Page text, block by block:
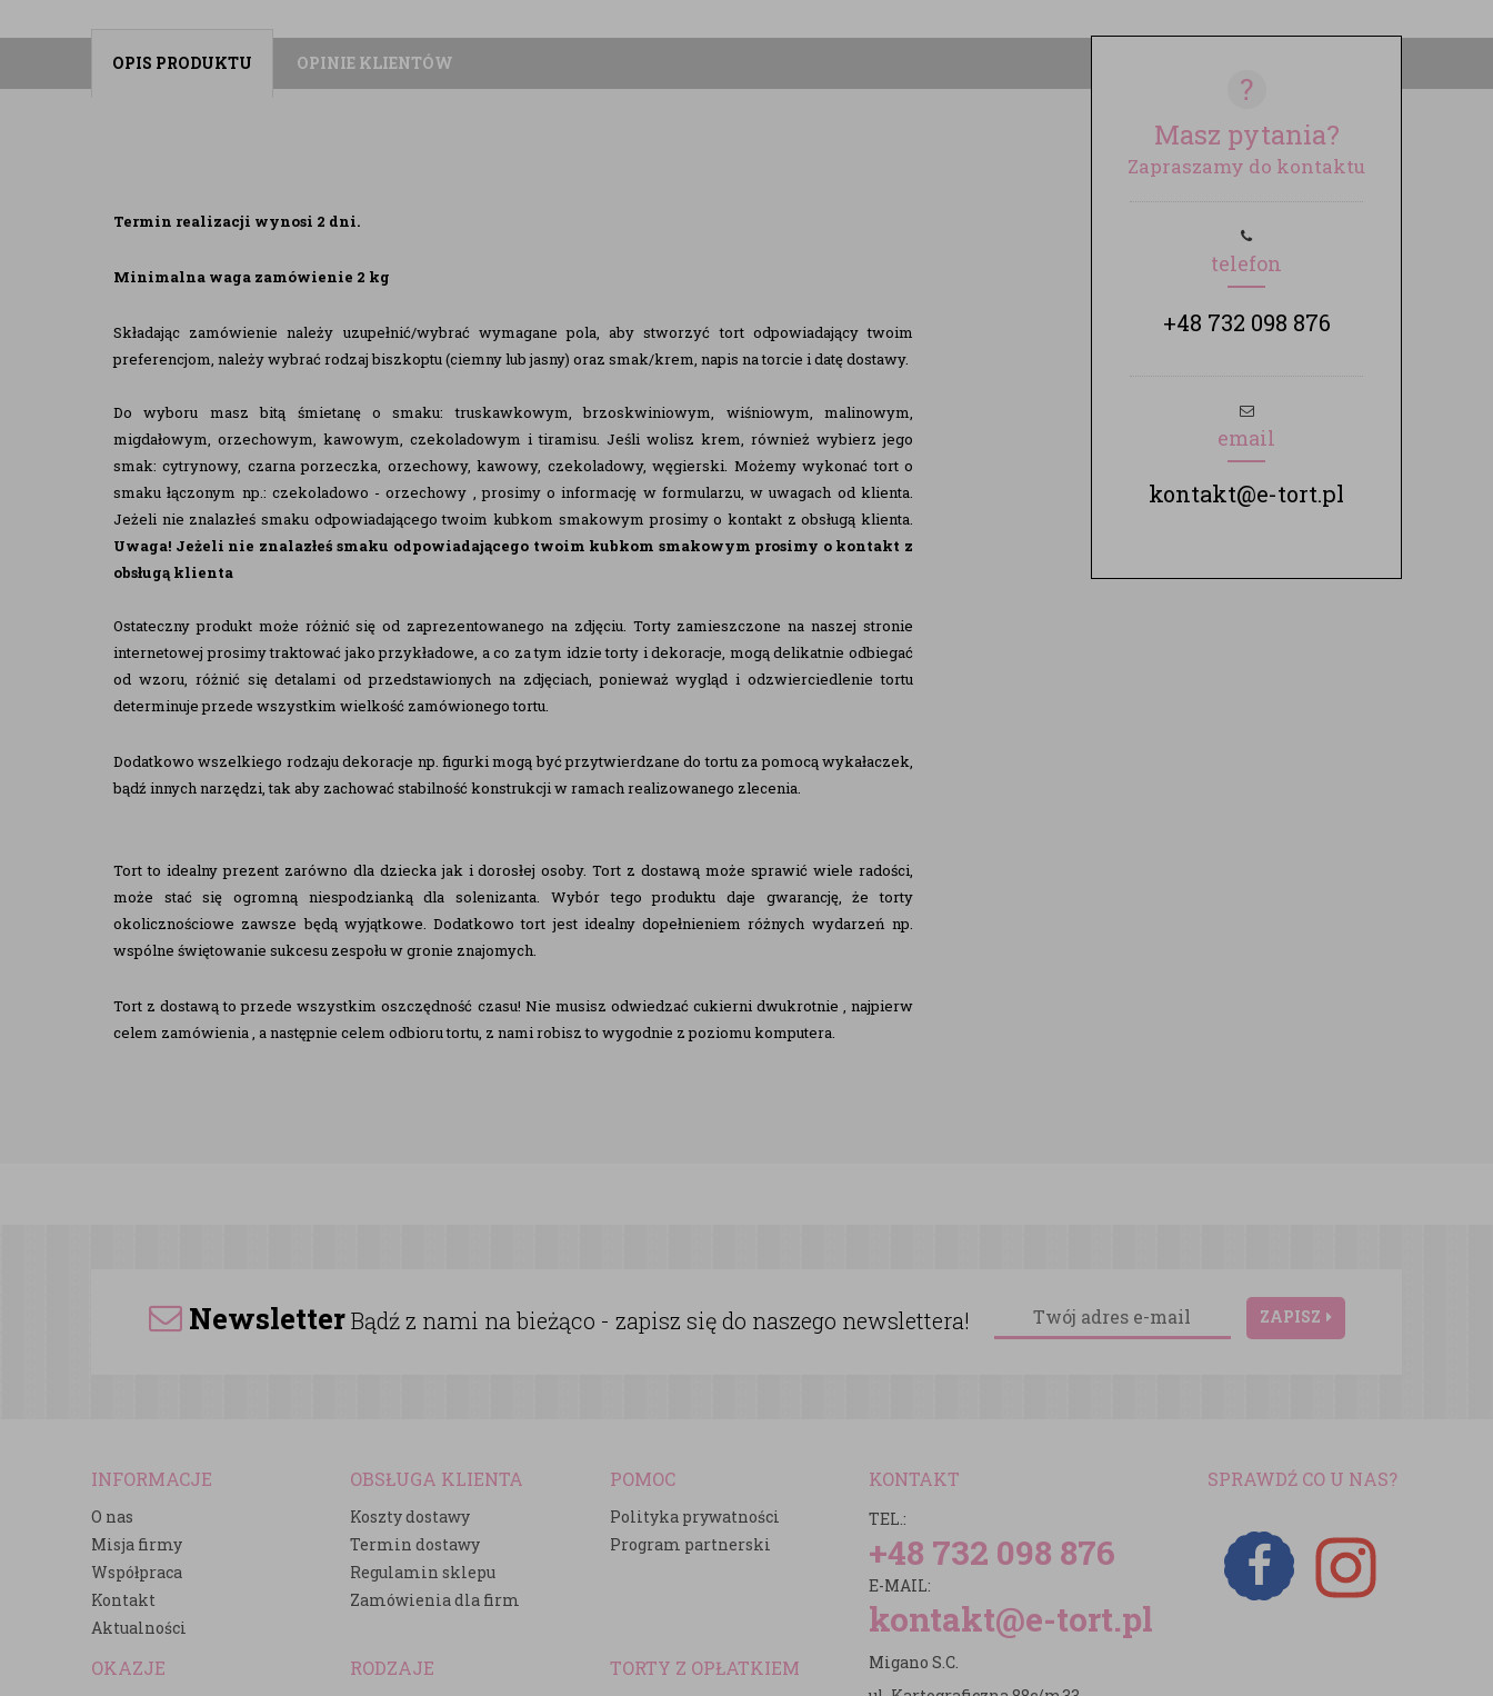
OPIS PRODUKTU OPINIE KLIENTÓW
Termin realizacji wynosi 2 dni.
Minimalna waga zamówienie 2 kg
Składając zamówienie należy uzupełnić/wybrać wymagane pola, aby stworzyć tort odpowiadający twoim
preferencjom, należy wybrać rodzaj biszkoptu (ciemny lub jasny) oraz smak/krem, napis na torcie i datę dostawy.
Do wyboru masz bitą śmietanę o smaku: truskawkowym, brzoskwiniowym, wiśniowym, malinowym,
migdałowym, orzechowym, kawowym, czekoladowym i tiramisu. Jeśli wolisz krem, również wybierz jego
smak: cytrynowy, czarna porzeczka, orzechowy, kawowy, czekoladowy, węgierski. Możemy wykonać tort o
smaku łączonym np.: czekoladowo - orzechowy , prosimy o informację w formularzu, w uwagach od klienta.
Jeżeli nie znalazłeś smaku odpowiadającego twoim kubkom smakowym prosimy o kontakt z obsługą klienta.
Uwaga! Jeżeli nie znalazłeś smaku odpowiadającego twoim kubkom smakowym prosimy o kontakt z
obsługą klienta
Ostateczny produkt może różnić się od zaprezentowanego na zdjęciu. Torty zamieszczone na naszej stronie
internetowej prosimy traktować jako przykładowe, a co za tym idzie torty i dekoracje, mogą delikatnie odbiegać
od wzoru, różnić się detalami od przedstawionych na zdjęciach, ponieważ wygląd i odzwierciedlenie tortu
determinuje przede wszystkim wielkość zamówionego tortu.
Dodatkowo wszelkiego rodzaju dekoracje np. figurki mogą być przytwierdzane do tortu za pomocą wykałaczek,
bądź innych narzędzi, tak aby zachować stabilność konstrukcji w ramach realizowanego zlecenia.
Tort to idealny prezent zarówno dla dziecka jak i dorosłej osoby. Tort z dostawą może sprawić wiele radości,
może stać się ogromną niespodzianką dla solenizanta. Wybór tego produktu daje gwarancję, że torty
okolicznościowe zawsze będą wyjątkowe. Dodatkowo tort jest idealny dopełnieniem różnych wydarzeń np.
wspólne świętowanie sukcesu zespołu w gronie znajomych.
Tort z dostawą to przede wszystkim oszczędność czasu! Nie musisz odwiedzać cukierni dwukrotnie , najpierw
celem zamówienia , a następnie celem odbioru tortu, z nami robisz to wygodnie z poziomu komputera.
?
Masz pytania?
Zapraszamy do kontaktu
telefon
+48 732 098 876
email
kontakt@e-tort.pl
NewsletterBądź z nami na bieżąco - zapisz się do naszego newslettera! ZAPISZ
INFORMACJE
O nas
Misja firmy
Współpraca
Kontakt
Aktualności
OBSŁUGA KLIENTA
Koszty dostawy
Termin dostawy
Regulamin sklepu
Zamówienia dla firm
POMOC
Polityka prywatności
Program partnerski
OKAZJE RODZAJE TORTY Z OPŁATKIEM
KONTAKT
TEL.:
+48 732 098 876
E-MAIL:
kontakt@e-tort.pl
Migano S.C.
SPRAWDŹ CO U NAS?